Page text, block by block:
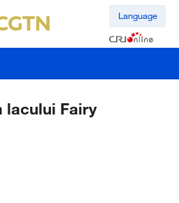
Language
lacului Fairy